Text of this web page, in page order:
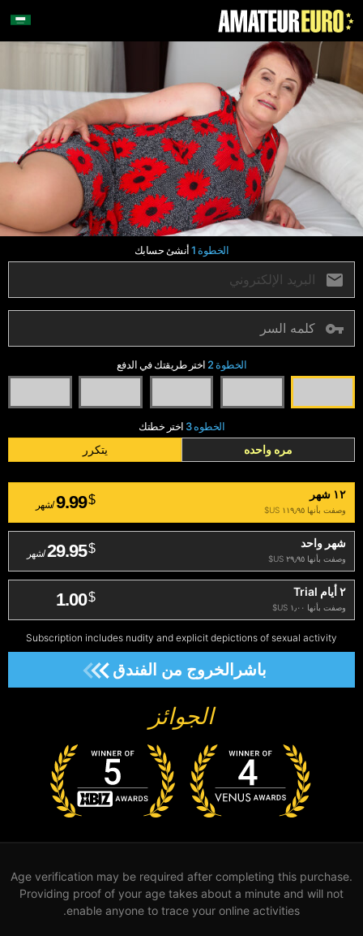
الخطوة 1 أنشئ حسابك
الخطوة 2 اختر طريقتك في الدفع
الخطوه 3 اختر خطتك
يتكرر مره واحده
١٢ شهر
وصفت بأنها ‏١١٩٫٩٥ US$
$
9.99 /شهر
شهر واحد
وصفت بأنها ‏٢٩٫٩٥ US$
$
29.95 /شهر
٢ أيام Trial
وصفت بأنها ‏١٫٠٠ US$
$
1.00
Subscription includes nudity and explicit depictions of sexual activity
باشرالخروج من الفندق
الجوائز
Age verification may be required after completing this purchase.
Providing proof of your age takes about a minute and will not
enable anyone to trace your online activities.